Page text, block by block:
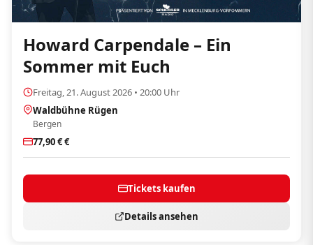
Howard Carpendale – Ein
Sommer mit Euch
Freitag, 21. August 2026 • 20:00 Uhr
Waldbühne Rügen
Bergen
77,90 € €
Tickets kaufen
Details ansehen